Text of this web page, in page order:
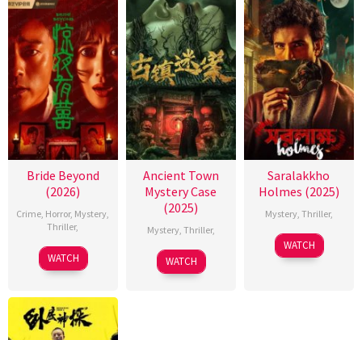
Bride Beyond
(2026)
Crime Horror, Mystery
Thriller,
WATCH
Ancient Town
Mystery Case
(2025)
Mystery, Thriller,
WATCH
Saralakkho
Holmes (2025)
Mystery, Thriller,
WATCH